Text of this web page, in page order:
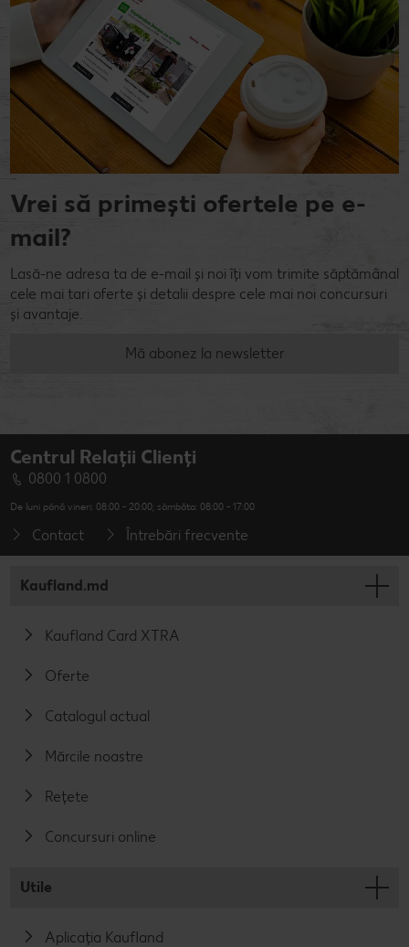
Vrei să primești ofertele pe e-
mail?
Lasă-ne adresa ta de e-mail și noi îți vom trimite săptămânal
cele mai tari oferte și detalii despre cele mai noi concursuri
și avantaje.
Mă abonez la newsletter
Centrul Relații Clienți
0800 1 0800
De luni până vineri: 08:00 - 20:00; sâmbăta: 08:00 - 17:00
Contact Întrebări frecvente
Kaufland.md
Kaufland Card XTRA
Oferte
Catalogul actual
Mărcile noastre
Rețete
Concursuri online
Utile
Aplicația Kaufland